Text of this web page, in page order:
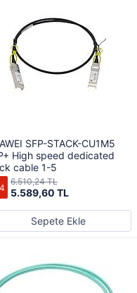
SFP-STACK-CU1M5
High speed dedicated
cable 1-5
5.589,60 TL
6.510,24 TL
Sepete Ekle